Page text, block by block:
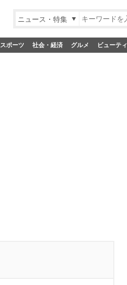
ニュース・特集
スポーツ 社会・経済 グルメ ビューティ